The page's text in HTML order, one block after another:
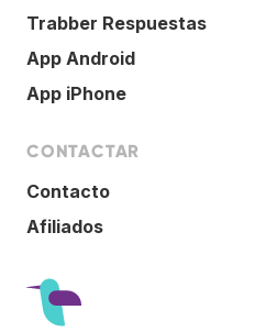
Trabber Respuestas
App Android
App iPhone
CONTACTAR
Contacto
Afiliados